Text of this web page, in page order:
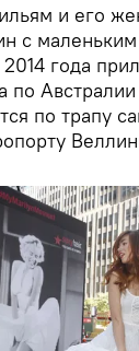
и его
с
года
по
по трапу